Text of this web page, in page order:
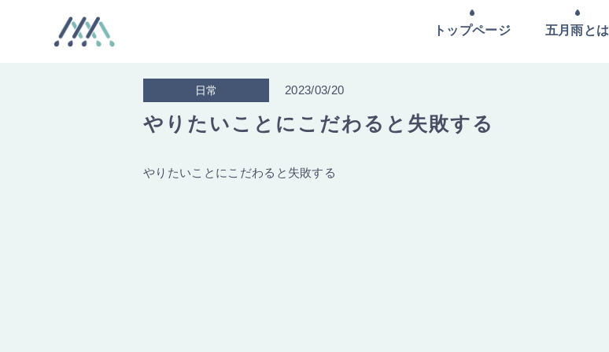
トップページ 五月雨とは
日常 2023/03/20
やりたいことにこだわると失敗する
やりたいことにこだわると失敗する